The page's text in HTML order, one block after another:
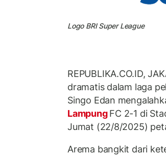
Logo BRI Super League
REPUBLIKA.CO.ID,
dramatis dalam laga
Singo Edan
LampungFC 2-1 di
Jumat (22/8/2025)
Arema bangkit dari